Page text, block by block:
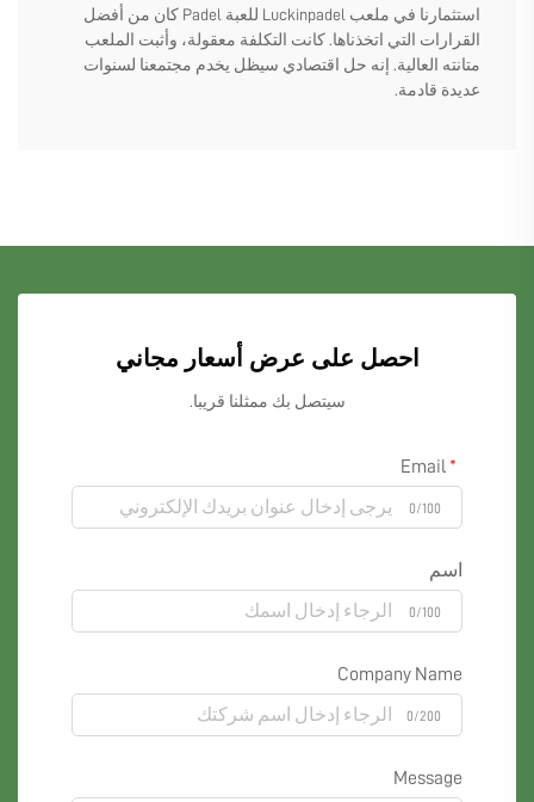
استثمارنا في ملعب Luckinpadel للعبة Padel كان من أفضل
القرارات التي اتخذناها. كانت التكلفة معقولة، وأثبت الملعب
متانته العالية. إنه حل اقتصادي سيظل يخدم مجتمعنا لسنوات
عديدة قادمة.
احصل على عرض أسعار مجاني
سيتصل بك ممثلنا قريبا.
0/100
اسم
0/100
Company Name
0/200
Message